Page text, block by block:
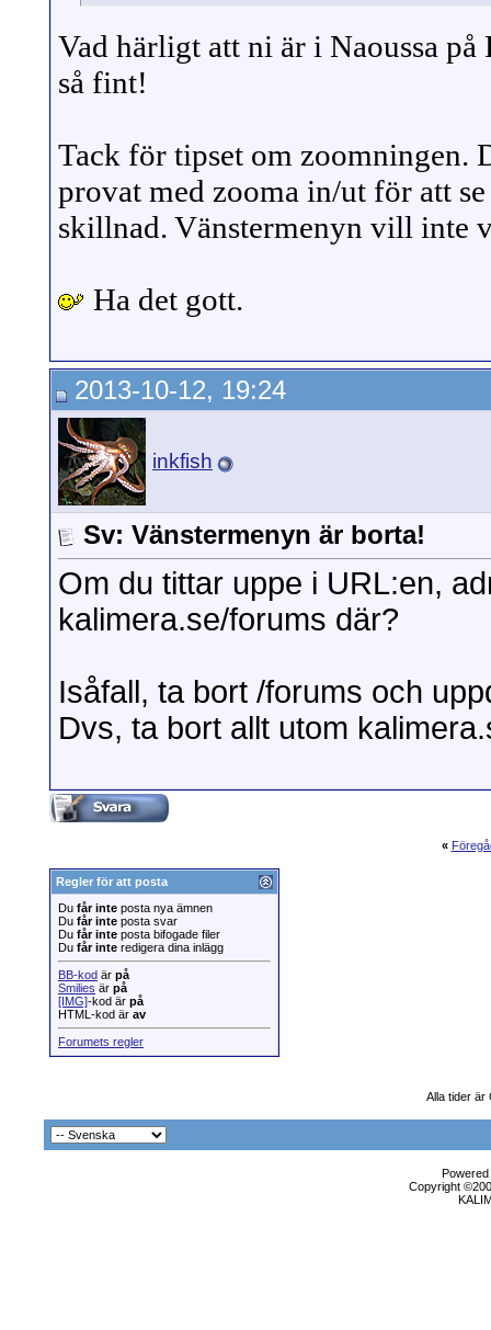
Vad härligt att ni är i Naoussa
så fint!
Tack för tipset om zoomningen.
provat med zooma in/ut för att
skillnad. Vänstermenyn vill inte
Ha det gott.
2013-10-12, 19:24
inkfish
Sv: Vänstermenyn är borta!
Om du tittar uppe i URL:en,
kalimera.se/forums där?
Isåfall, ta bort /forums och
Dvs, ta bort allt utom
«
Regler för att posta
Du får inte posta nya ämnen
Du får inte posta svar
Du får inte posta bifogade filer
Du får inte redigera dina inlägg
BB-kod är på
Smilies är på
[IMG]-kod är på
HTML-kod är av
Forumets regler
Alla tider är
Copyright